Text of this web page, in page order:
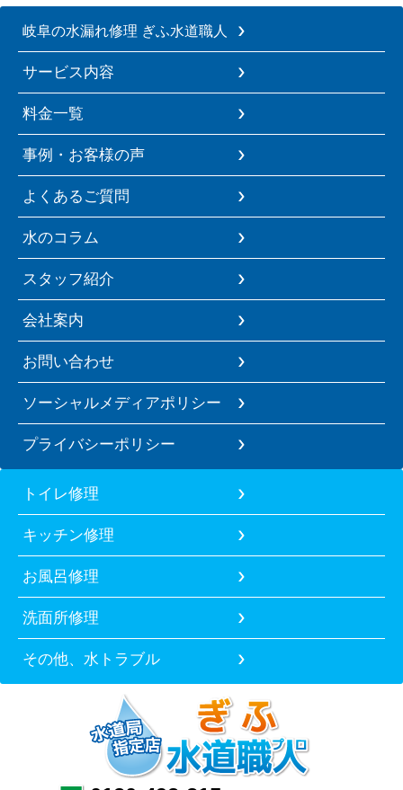
岐阜の水漏れ修理 ぎふ水道職人
サービス内容
料金一覧
事例・お客様の声
よくあるご質問
水のコラム
スタッフ紹介
会社案内
お問い合わせ
ソーシャルメディアポリシー
プライバシーポリシー
トイレ修理
キッチン修理
お風呂修理
洗面所修理
その他、水トラブル